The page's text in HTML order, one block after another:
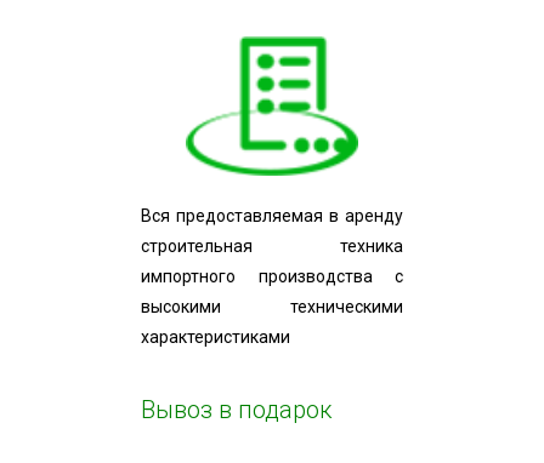
Вся предоставляемая в аренду
строительная техника
импортного производства с
высокими техническими
характеристиками
Вывоз в подарок